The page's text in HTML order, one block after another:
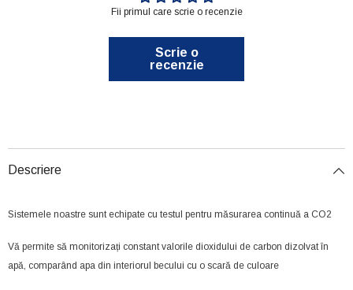
Fii primul care scrie o recenzie
Scrie o
recenzie
Descriere
Sistemele noastre sunt echipate cu testul pentru măsurarea continuă a CO2
Vă permite să monitorizați constant valorile dioxidului de carbon dizolvat în
apă, comparând apa din interiorul becului cu o scară de culoare